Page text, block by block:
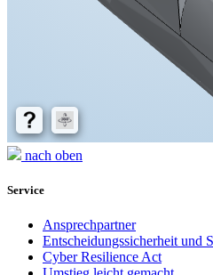
nach oben
Service
Ansprechpartner
Entscheidungssicherheit und
Cyber Resilience Act